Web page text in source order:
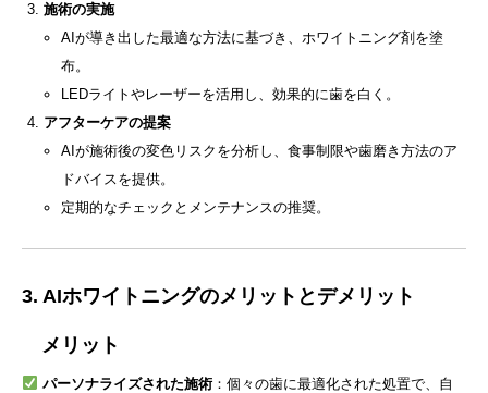
施術の実施
AIが導き出した最適な方法に基づき、ホワイトニング剤を塗
布。
LEDライトやレーザーを活用し、効果的に歯を白く。
アフターケアの提案
AIが施術後の変色リスクを分析し、食事制限や歯磨き方法のア
ドバイスを提供。
定期的なチェックとメンテナンスの推奨。
3. AIホワイトニングのメリットとデメリット
メリット
パーソナライズされた施術：個々の歯に最適化された処置で、自